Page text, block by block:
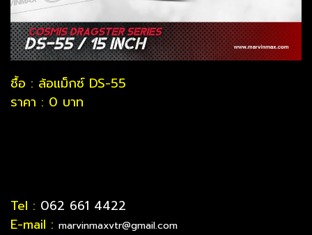
ชื้อ : ล้อแม็กซ์ DS-55
ราคา : 0 บาท
Tel : 062 661 4422
E-mail : marvinmaxvtr@gmail.com